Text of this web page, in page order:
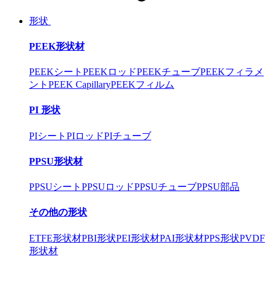
形状
PEEK形状材
PEEKシート PEEKロッドPEEKチューブPEEKフィラメ
ント PEEK CapillaryPEEKフィルム
PI 形状
PIシート PIロッドPIチューブ
PPSU形状材
PPSUシート PPSUロッドPPSUチューブPPSU部品
その他の形状
ETFE形状材PBI形状PEI形状材PAI形状材PPS形状PVDF
形状材